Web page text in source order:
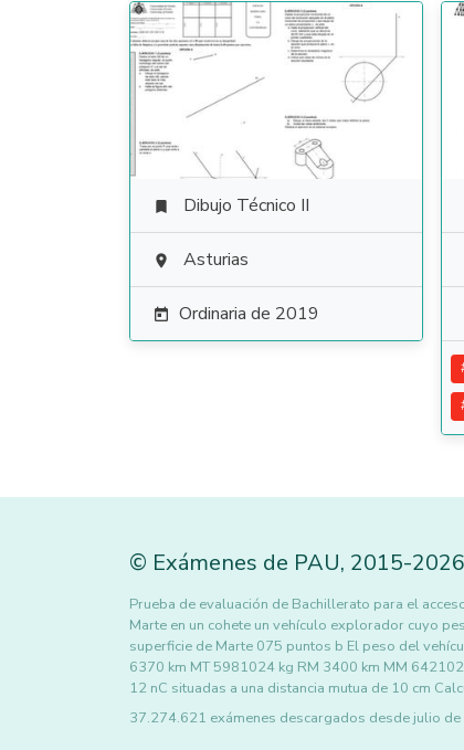
 Dibujo Técnico II
 Asturias
 Ordinaria de 2019
© Exámenes de PAU, 2015-2026
Prueba de evaluación de Bachillerato para el
Marte en un cohete un vehículo explorador cuyo
superficie de Marte 075 puntos b El peso del
6370 km MT 5981024 kg RM 3400 km MM
12 nC situadas a una distancia mutua de 10 cm
37.274.621 exámenes descargados desde julio